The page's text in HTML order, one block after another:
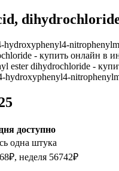
hydroxyphenyl4-
- купить онлайн в
ester dihydrochloride -
доступно
одна штука
неделя 56742₽